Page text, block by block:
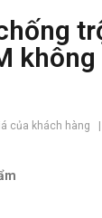
không
của khách hàng |